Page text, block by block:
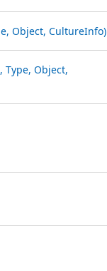
Object, CultureInfo)
Type, Object,